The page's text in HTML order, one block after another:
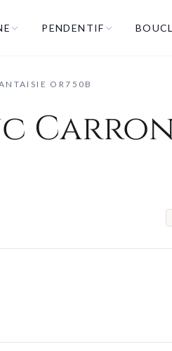
PENDENTIF
OR750B